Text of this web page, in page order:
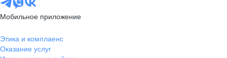
Мобильное приложение
Этика и комплаенс
Оказание услуг